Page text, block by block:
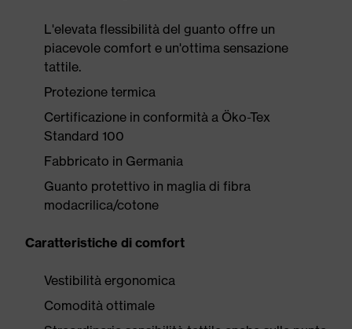
L'elevata flessibilità del guanto offre un
piacevole comfort e un'ottima sensazione
tattile.
Protezione termica
Certificazione in conformità a Öko-Tex
Standard 100
Fabbricato in Germania
Guanto protettivo in maglia di fibra
modacrilica/cotone
Caratteristiche di comfort
Vestibilità ergonomica
Comodità ottimale